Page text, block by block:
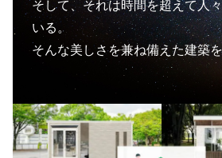
そして、それは時間を超えて人
いる。
そんな美しさを兼ね備えた建築